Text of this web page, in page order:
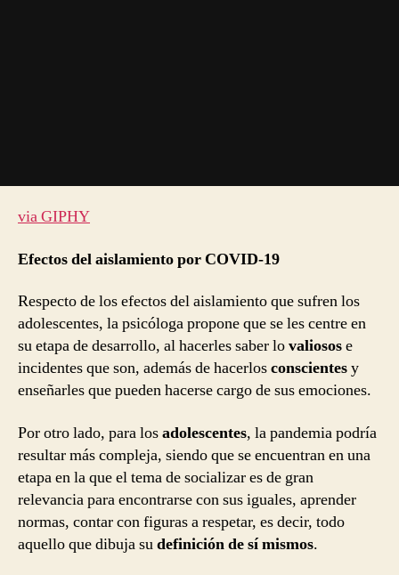
via GIPHY
Efectos del aislamiento por COVID-19
Respecto de los efectos del aislamiento que sufren los
adolescentes, la psicóloga propone que se les centre en
su etapa de desarrollo, al hacerles saber lovaliosose
incidentes que son, además de hacerlosconscientesy
enseñarles que pueden hacerse cargo de sus emociones.
Por otro lado, para losadolescentes, la pandemia podría
resultar más compleja, siendo que se encuentran en una
etapa en la que el tema de socializar es de gran
relevancia para encontrarse con sus iguales, aprender
normas, contar con figuras a respetar, es decir, todo
aquello que dibuja sudefinición de sí mismos.